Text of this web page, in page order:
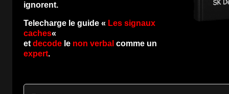
ignorent.
Telecharge le guide « Les signaux
caches«
et decode le non verbal comme un
expert.